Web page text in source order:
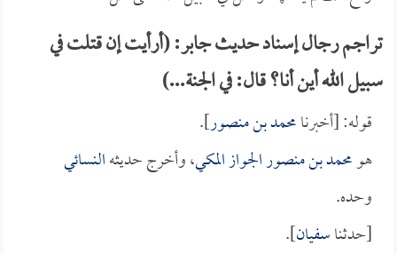
تراجم رجال إسناد حديث جابر: (أرأيت إن قتلت في
سبيل الله أين أنا؟ قال: في الجنة...)
قوله: [أخبرنامحمد بن منصور].
هومحمد بن منصور الجواز المكي، وأخرج حديثهالنسائي
وحده.
[حدثناسفيان].